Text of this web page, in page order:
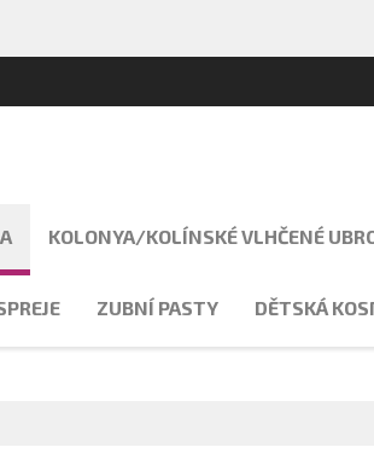
KOLONYA/KOLÍNSKÉ VLHČENÉ
ZUBNÍ PASTY DĚTSKÁ